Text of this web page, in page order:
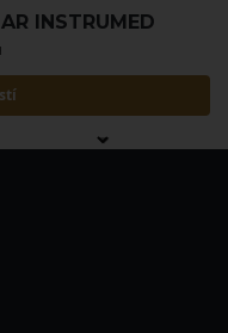
INSTRUMED